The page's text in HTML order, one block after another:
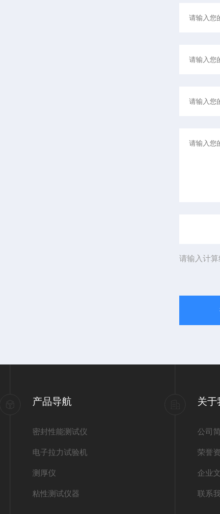
请输入计
产品导航
密封性能测试仪
电子拉力试验机
测厚仪
粘性测试仪器
关于
公司
荣誉
企业
联系